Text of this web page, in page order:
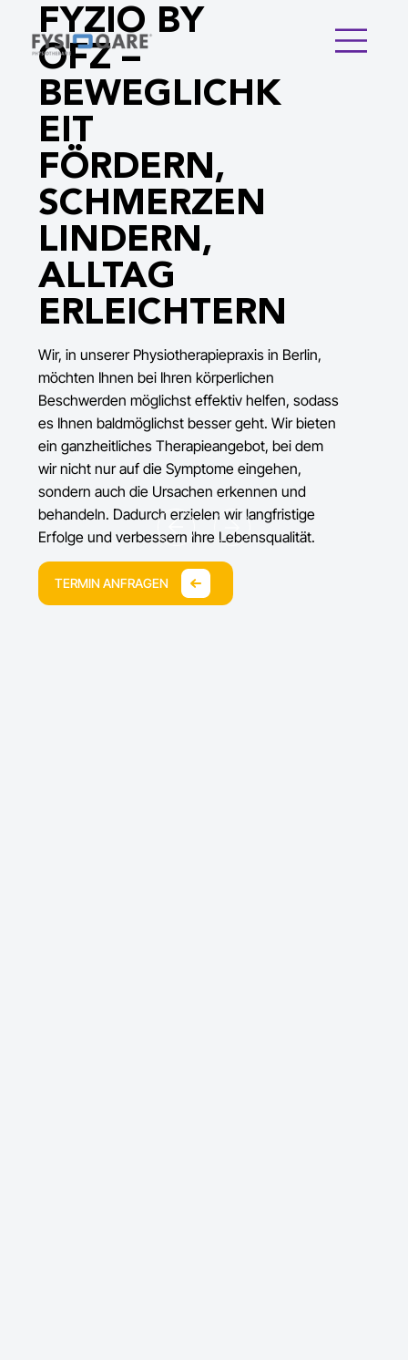
FYZIO BY
OFZ –
BEWEGLICHK
EIT
FÖRDERN,
SCHMERZEN
LINDERN,
ALLTAG
ERLEICHTERN
Wir, in unserer Physiotherapiepraxis in Berlin,
möchten Ihnen bei Ihren körperlichen
Beschwerden möglichst effektiv helfen, sodass
es Ihnen baldmöglichst besser geht. Wir bieten
ein ganzheitliches Therapieangebot, bei dem
wir nicht nur auf die Symptome eingehen,
sondern auch die Ursachen erkennen und
behandeln. Dadurch erzielen wir langfristige
Erfolge und verbessern Ihre Lebensqualität.
TERMIN ANFRAGEN